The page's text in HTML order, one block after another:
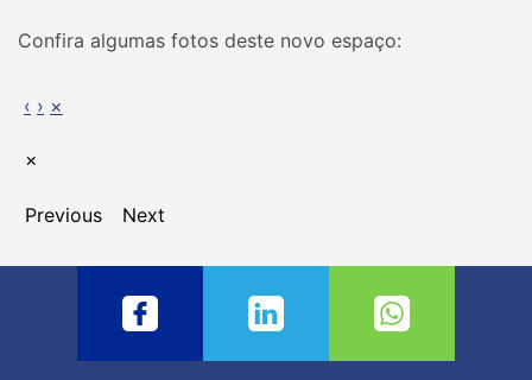
Confira algumas fotos deste novo espaço:
‹ › ×
×
Previous Next